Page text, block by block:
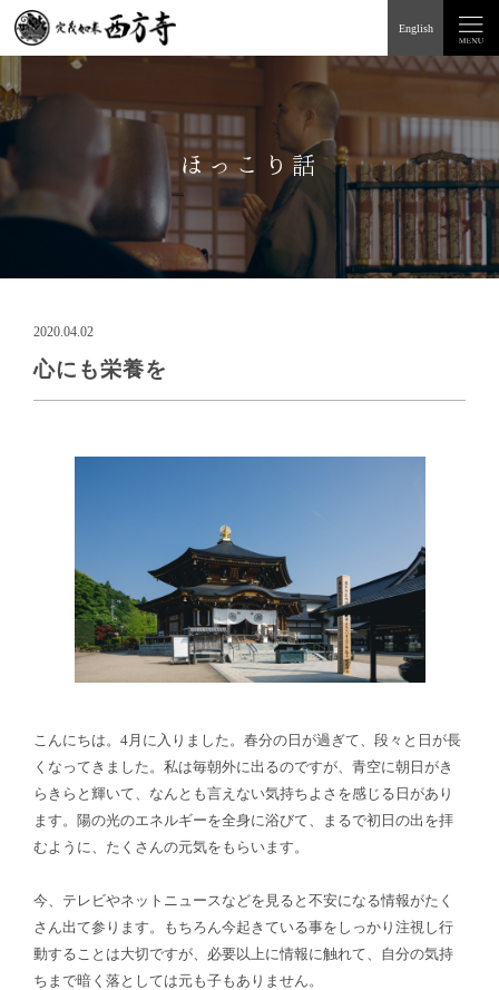
English
ほっこり話
2020.04.02
心にも栄養を
こんにちは。4月に入りました。春分の日が過ぎて、段々と日が長
くなってきました。私は毎朝外に出るのですが、青空に朝日がき
らきらと輝いて、なんとも言えない気持ちよさを感じる日があり
ます。陽の光のエネルギーを全身に浴びて、まるで初日の出を拝
むように、たくさんの元気をもらいます。
今、テレビやネットニュースなどを見ると不安になる情報がたく
さん出て参ります。もちろん今起きている事をしっかり注視し行
動することは大切ですが、必要以上に情報に触れて、自分の気持
ちまで暗く落としては元も子もありません。